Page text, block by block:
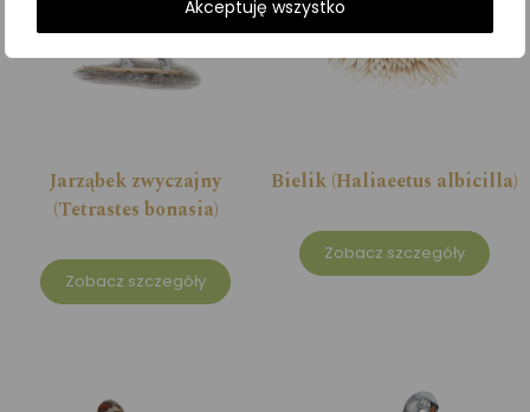
Akceptuję wszystko
Jarząbek zwyczajny
(Tetrastes bonasia)
Zobacz szczegóły
Bielik (Haliaeetus albicilla)
Zobacz szczegóły